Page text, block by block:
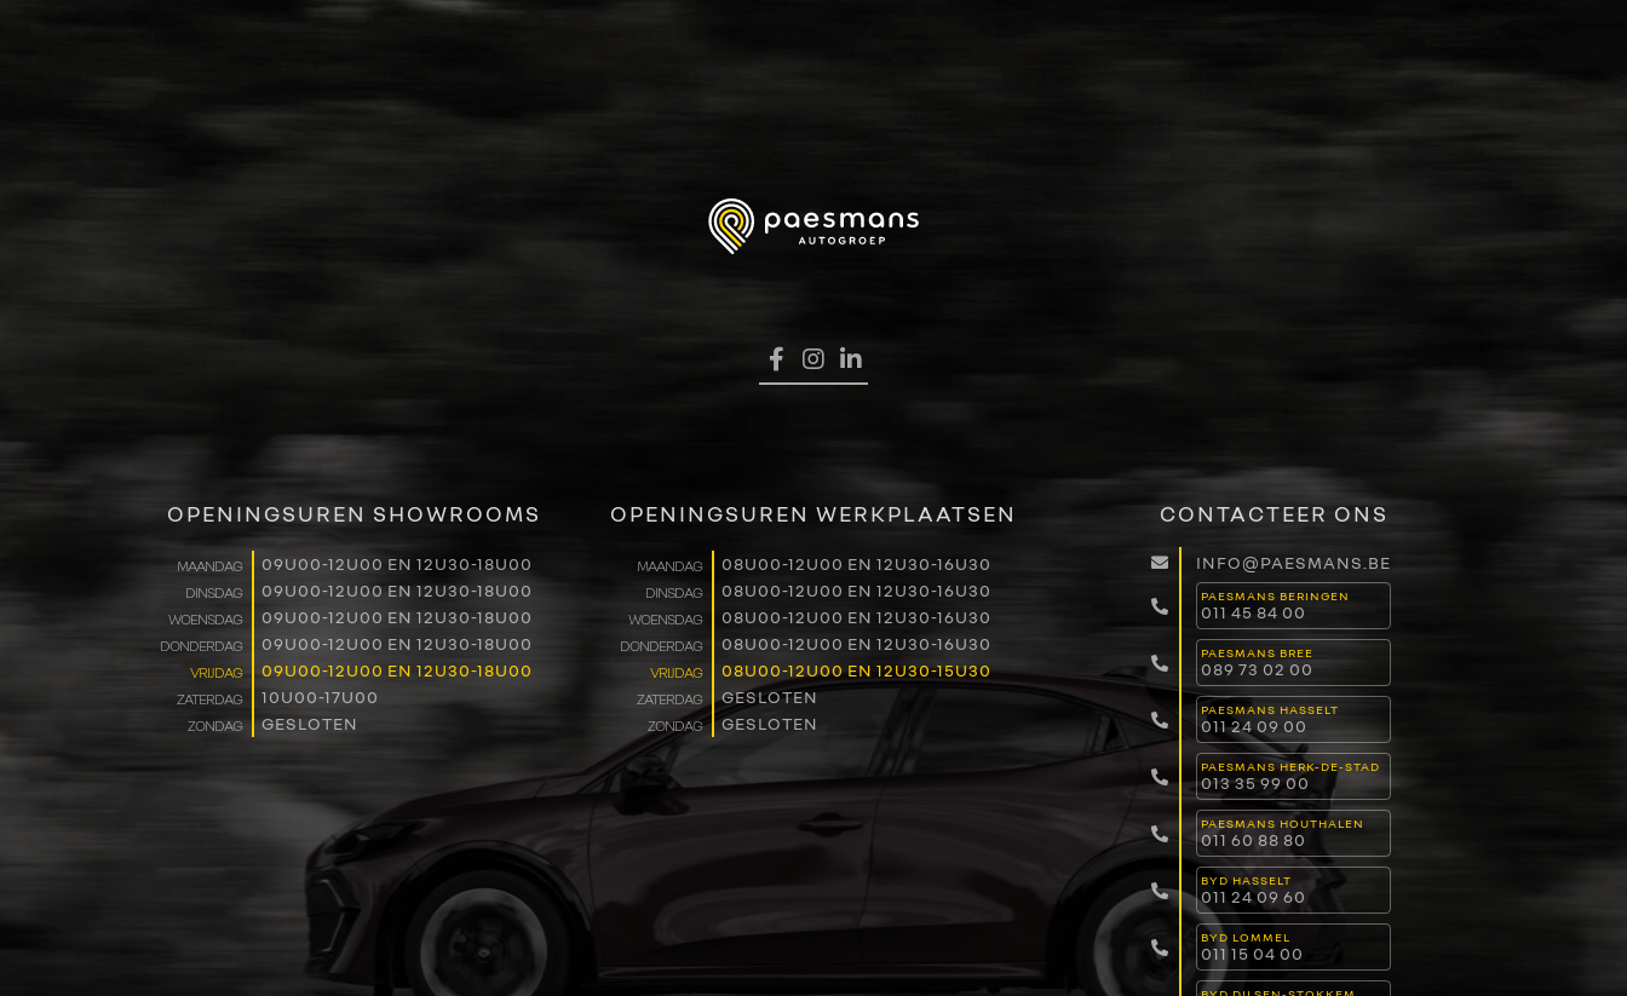
OPENINGSUREN SHOWROOMS
MAANDAG 09U00-12U00 EN 12U30-18U00
DINSDAG 09U00-12U00 EN 12U30-18U00
WOENSDAG 09U00-12U00 EN 12U30-18U00
DONDERDAG 09U00-12U00 EN 12U30-18U00
VRIJDAG 09U00-12U00 EN 12U30-18U00
ZATERDAG 10U00-17U00
ZONDAG GESLOTEN
OPENINGSUREN WERKPLAATSEN
MAANDAG 08U00-12U00 EN 12U30-16U30
DINSDAG 08U00-12U00 EN 12U30-16U30
WOENSDAG 08U00-12U00 EN 12U30-16U30
DONDERDAG 08U00-12U00 EN 12U30-16U30
VRIJDAG 08U00-12U00 EN 12U30-15U30
ZATERDAG GESLOTEN
ZONDAG GESLOTEN
CONTACTEER ONS
INFO@PAESMANS.BE
PAESMANS BERINGEN
011 45 84 00
PAESMANS BREE
089 73 02 00
PAESMANS HASSELT
011 24 09 00
PAESMANS HERK-DE-STAD
013 35 99 00
PAESMANS HOUTHALEN
011 60 88 80
BYD HASSELT
011 24 09 60
BYD LOMMEL
011 15 04 00